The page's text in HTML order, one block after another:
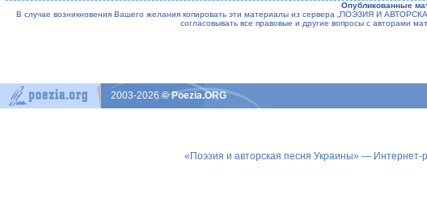
Опубликованные
В случае возникновения Вашего желания копировать эти материалы из сервера „ПОЭЗИЯ И
согласовывать все правовые и другие вопросы с авторами
2003-2026© Poezia.ORG
«Поэзия и авторская песня Украины» — Интернет-